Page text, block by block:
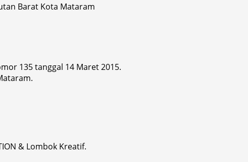
Barat Kota Mataram
135 tanggal 14 Maret 2015.
& Lombok Kreatif.